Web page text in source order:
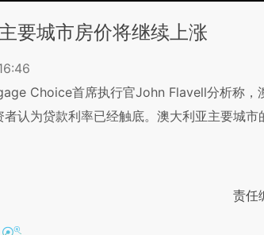
要城市房价将继续上涨
Choice首席执行官John Flavell分析称，
认为贷款利率已经触底。澳大利亚主要城
责任